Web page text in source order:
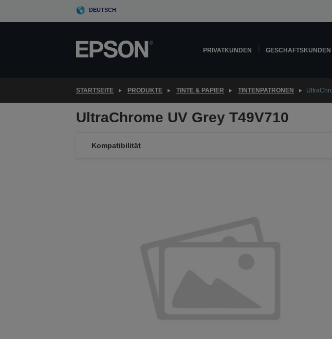
DEUTSCH
PRIVATKUNDEN GESCHÄFTSKUNDEN
STARTSEITE PRODUKTE TINTE & PAPIER TINTENPATRONEN
UltraChrome UV Grey T49V710
Kompatibilität